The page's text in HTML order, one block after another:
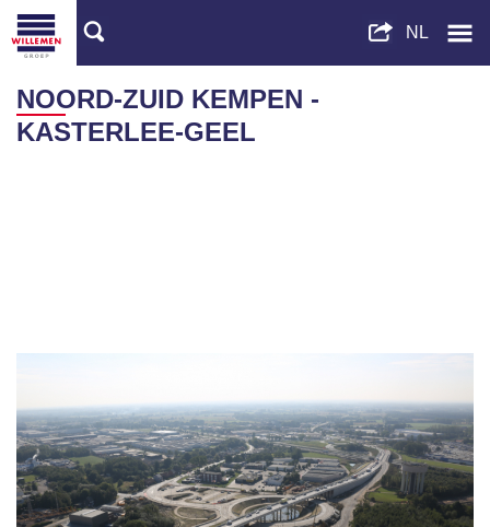
NOORD-ZUID KEMPEN -
KASTERLEE-GEEL